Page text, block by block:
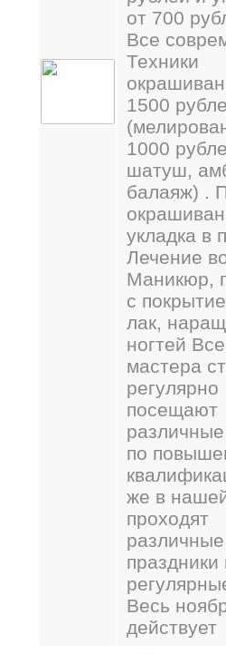
от 700
Все
Техники
1500
1000
шатуш,
балаяж) .
укладка в
Лечение
Маникюр,
с
лак,
ногтей Все
мастера
регулярно
посещают
по
же в
проходят
различные
праздники
Весь
действует